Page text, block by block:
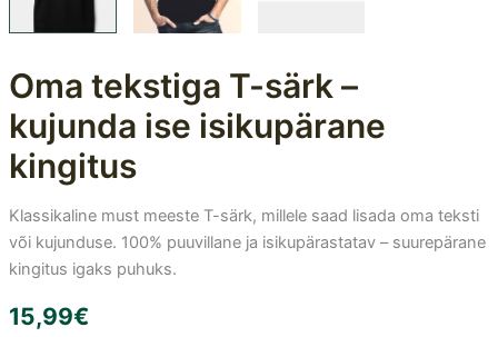
Oma tekstiga T-särk –
kujunda ise isikupärane
kingitus
Klassikaline must meeste T-särk, millele saad lisada oma teksti
või kujunduse. 100% puuvillane ja isikupärastatav – suurepärane
kingitus igaks puhuks.
15,99€